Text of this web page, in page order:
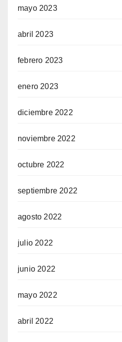
mayo 2023
abril 2023
febrero 2023
enero 2023
diciembre 2022
noviembre 2022
octubre 2022
septiembre 2022
agosto 2022
julio 2022
junio 2022
mayo 2022
abril 2022